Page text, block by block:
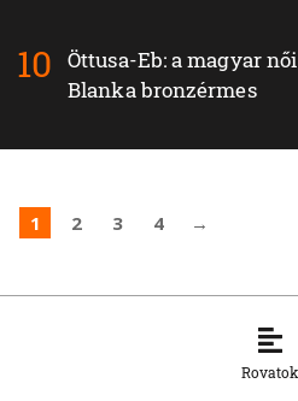
Öttusa-Eb: a magyar
Blanka bronzérmes
1 2 3 4 →
Rovatok